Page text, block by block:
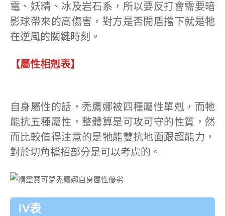
電、妖精、冰及岩石系，所以要反打會需要暗
影球帶來的高傷害，對方是否開盾擋下就是牠
在逆風的關鍵時刻。
【屬性相剋表】
自身屬性的話，禿鷹娜被四種屬性單剋，而牠
能抗五種屬性，整體算是可攻可守的性質，然
而比較值得注意的是牠能雙抗地面跟超能力，
對於切角檔招部分是可以考慮的。
IV表